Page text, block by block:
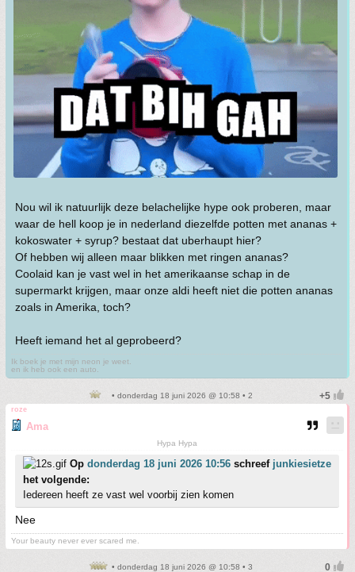
Nou wil ik natuurlijk deze belachelijke hype ook proberen, maar
waar de hell koop je in nederland diezelfde potten met ananas +
kokoswater + syrup? bestaat dat uberhaupt hier?
Of hebben wij alleen maar blikken met ringen ananas?
Coolaid kan je vast wel in het amerikaanse schap in de
supermarkt krijgen, maar onze aldi heeft niet die potten ananas
zoals in Amerika, toch?
Heeft iemand het al geprobeerd?
Ik boek je met mijn neon je weet.
en ik heb ook een auto.
• donderdag 18 juni 2026 @ 10:58 • 2
roze
Ama
Hypa Hypa
Op donderdag 18 juni 2026 10:56 schreef junkiesietze
het volgende:
Iedereen heeft ze vast wel voorbij zien komen
Nee
Your beauty never ever scared me.
• donderdag 18 juni 2026 @ 10:58 • 3